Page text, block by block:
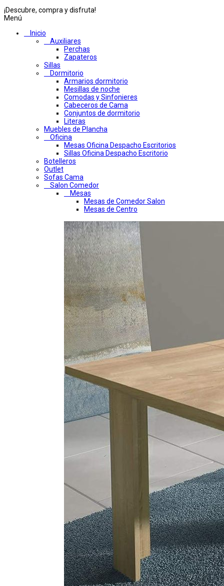
¡Descubre, compra y disfruta!
Menú
Inicio
Auxiliares
Perchas
Zapateros
Sillas
Dormitorio
Armarios dormitorio
Mesillas de noche
Comodas y Sinfonieres
Cabeceros de Cama
Conjuntos de dormitorio
Literas
Muebles de Plancha
Oficina
Mesas Oficina Despacho Escritorios
Sillas Oficina Despacho Escritorio
Botelleros
Outlet
Sofas Cama
Salon Comedor
Mesas
Mesas de Comedor Salon
Mesas de Centro